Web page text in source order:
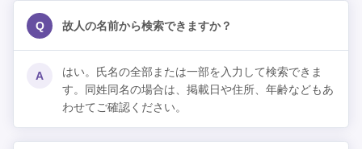
Q 故人の名前から検索できますか？
A
はい。氏名の全部または一部を入力して検索できま
す。同姓同名の場合は、掲載日や住所、年齢などもあ
わせてご確認ください。